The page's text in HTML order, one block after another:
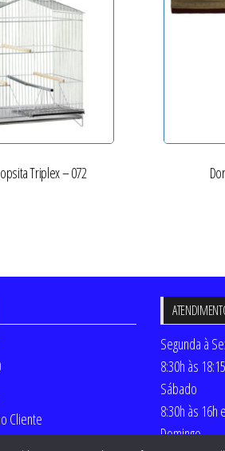
Triplex – 072
Cliente
Segunda à
8:30h às
Sábado
8:30h às 16h e
Domingo